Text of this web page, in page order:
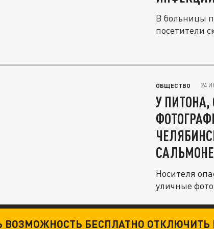
В больницы
посетители
ОБЩЕСТВО 24
У
Носителя
уличные
ВОЗМОЖНОСТЬ БЕСПЛАТНО ОТКЛЮЧИТЬ